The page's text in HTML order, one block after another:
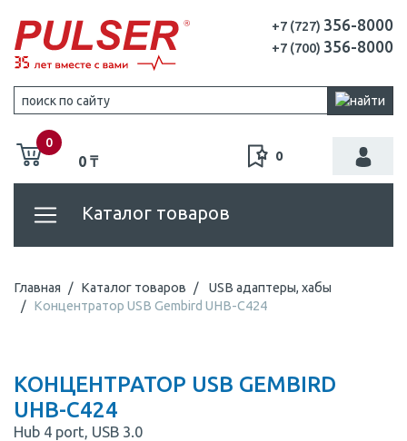
+7 (727) 356-8000
+7 (700) 356-8000
0
0 ₸ 0
Каталог товаров
Главная Каталог товаров
USB адаптеры, хабы
Концентратор USB Gembird UHB-C424
КОНЦЕНТРАТОР USB GEMBIRD
UHB-C424
Hub 4 port, USB 3.0